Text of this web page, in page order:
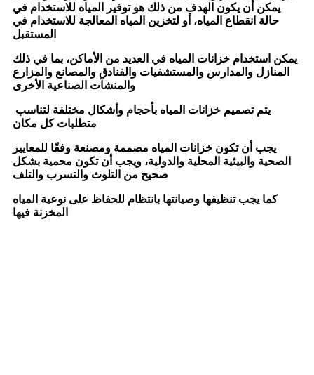
يمكن أن يكون الهدف من ذلك هو توفير المياه للاستخدام في
حالة انقطاع المياه، أو لتخزين المياه المعالجة للاستخدام في
المستقبل
يمكن استخدام خزانات المياه في العديد من الأماكن، بما في ذلك
المنازل والمدارس والمستشفيات والفنادق والمصانع والمزارع
والمنشآت الصناعية الأخرى
متطلبات كل مكان
يجب أن تكون خزانات المياه مصممة ومصنعة وفقًا للمعايير
الصحية والبيئية المحلية والدولية، ويجب أن تكون محمية بشكل
صحيح من التلوث والتسرب والتلف
كما يجب تنظيفها وصيانتها بانتظام للحفاظ على نوعية المياه
المخزنة فيها